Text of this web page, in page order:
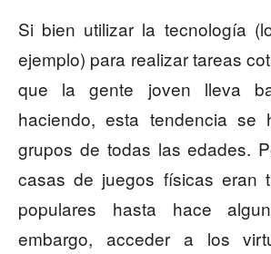
Si bien utilizar la tecnología
ejemplo) para realizar tareas
que la gente joven lleva
haciendo, esta tendencia se
grupos de todas las edades.
casas de juegos físicas eran
populares hasta hace
embargo, acceder a los